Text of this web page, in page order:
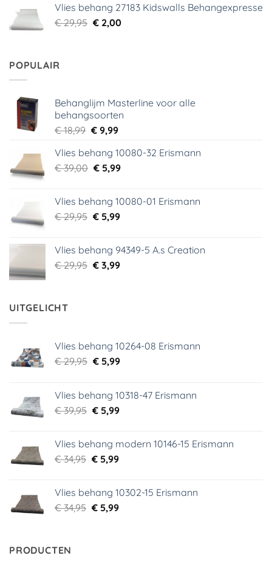
€ 29,95.€ 5,99.
Vlies behang 27183 Kidswalls Behangexpresse
€29,95 Oorspronkelijke
€2,00Huidige
POPULAIR
Behanglijm Masterline voor alle
behangsoorten
€18,99 Oorspronkelijke
was:
€ 18,99.
€9,99Huidige
is:
€ 9,99.
Vlies behang 10080-32 Erismann
€39,00 Oorspronkelijke
€ 39,00.
€5,99Huidige
€ 5,99.
Vlies behang 10080-01 Erismann
€29,95 Oorspronkelijke
€ 29,95.
€5,99Huidige
€ 5,99.
Vlies behang 94349-5 A.s Creation
€29,95 Oorspronkelijke
€3,99Huidige
UITGELICHT
Vlies behang 10264-08 Erismann
€29,95 Oorspronkelijke
€ 29,95.
€5,99Huidige
€ 5,99.
Vlies behang 10318-47 Erismann
€39,95 Oorspronkelijke
€ 39,95.
€5,99Huidige
€ 5,99.
Vlies behang modern 10146-15 Erismann
€34,95 Oorspronkelijke
€ 34,95.
€5,99Huidige
€ 5,99.
Vlies behang 10302-15 Erismann
€34,95 Oorspronkelijke
€5,99Huidige
PRODUCTEN